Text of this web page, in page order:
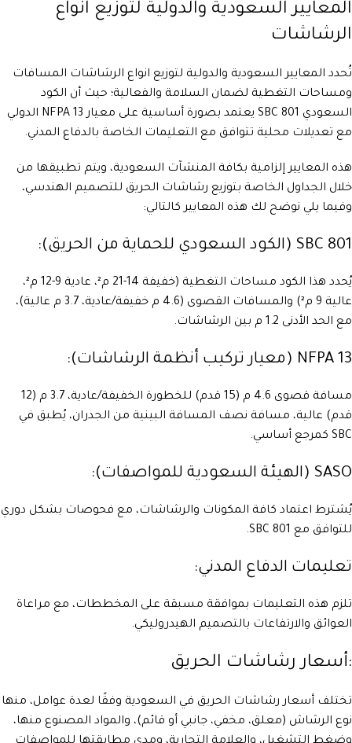
المعايير السعودية والدولية لتوزيع انواع
الرشاشات
تُحدد المعايير السعودية والدولية لتوزيع انواع الرشاشات المسافات
ومساحات التغطية لضمان السلامة والفعالية؛ حيث أن الكود
السعودي SBC 801 يعتمد بصورة أساسية على معيار NFPA 13 الدولي
مع تعديلات محلية تتوافق مع التعليمات الخاصة بالدفاع المدني.
هذه المعايير إلزامية بكافة المنشآت السعودية، ويتم تطبيقها من
خلال الجداول الخاصة بتوزيع رشاشات الحريق للتصميم الهندسي،
وفيما يلي نوضح لك هذه المعايير كالتالي:
SBC 801 (الكود السعودي للحماية من الحريق):
يُحدد هذا الكود مساحات التغطية (خفيفة 14-21 م²، عادية 9-12 م²،
عالية 9 م²) والمسافات القصوى (4.6 م خفيفة/عادية، 3.7 م عالية)،
مع الحد الأدنى 1.2 م بين الرشاشات.
NFPA 13 (معيار تركيب أنظمة الرشاشات):
مسافة قصوى 4.6 م (15 قدم) للخطورة الخفيفة/عادية، 3.7 م (12
قدم) عالية، مسافة نصف المسافة البينية من الجدران، يُطبق في
SBC كمرجع أساسي.
SASO (الهيئة السعودية للمواصفات):
يُشترط اعتماد كافة المكونات والرشاشات، مع فحوصات بشكل دوري
للتوافق مع SBC 801.
تعليمات الدفاع المدني:
تلزم هذه التعليمات بموافقة مسبقة على المخططات، مع مراعاة
العوائق والارتفاعات بالتصميم الهيدروليكي.
:أسعار رشاشات الحريق
تختلف أسعار رشاشات الحريق في السعودية وفقًا لعدة عوامل، منها
نوع الرشاش (معلق، مخفي، جانبي أو قائم)، والمواد المصنوع منها،